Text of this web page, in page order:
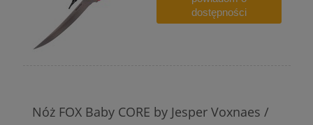
dostępności
Nóż FOX Baby CORE by Jesper Voxnaes /